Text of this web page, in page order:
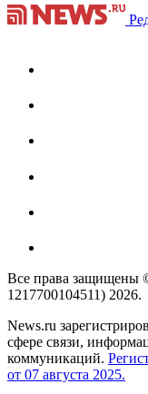
Все права
1217700104511) 2026.
News.ru
сфере связи,
коммуникаций.
от 07 августа 2025.